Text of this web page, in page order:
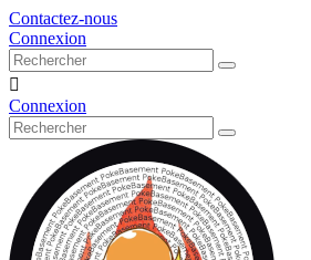
Contactez-nous
Connexion

Connexion